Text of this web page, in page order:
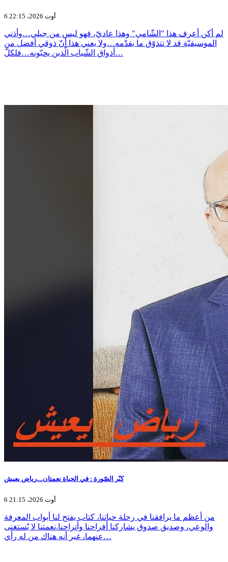
6 أوت 2026، 22:15
لم أكن أعرف هذا "الشّامي" وهذا عاديّ، فهو ليس من جيلي…وأذني
الموسيقيّة قد لا تتذوّق ما يقدّمه…ولا يعني هذا أنّ ذوقي أفضل من
أذواق الشّباب الّذين يحبّونه…فلكلّ…
كبّر الصّورة : في الحياة نعمتان....رياض يعيش
6 أوت 2026، 21:15
من أعظم ما يرافقنا في رحلة حياتنا، كتاب يفتح لنا أبواب المعرفة
والوعي، وصديق صدوق يشاركنا أفراحنا وأتراحنا.نعمتنا لا يٌستغنى
عنهما، غير أنه هناك من له رأي…